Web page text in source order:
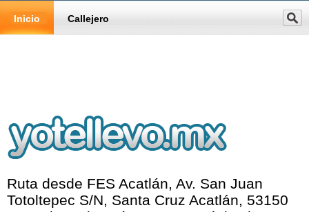
Inicio Callejero
Ruta desde FES Acatlán, Av. San Juan
Totoltepec S/N, Santa Cruz Acatlán, 53150